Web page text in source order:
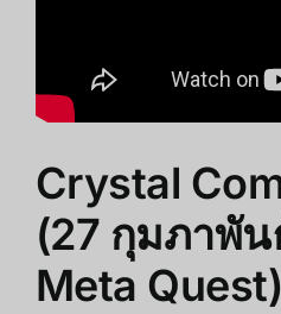
Crystal
(27 กุมภาพั
Meta Quest)